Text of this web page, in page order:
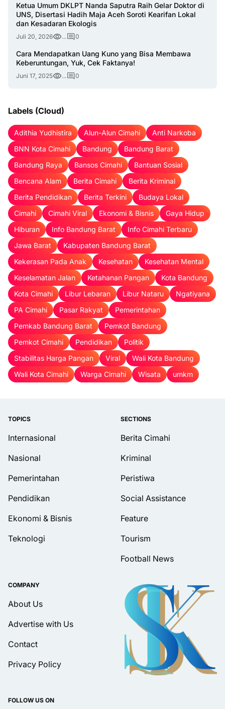
Ketua Umum DKLPT Nanda Saputra Raih Gelar Doktor di
UNS, Disertasi Hadih Maja Aceh Soroti Kearifan Lokal
dan Kesadaran Ekologis
Juli 20, 2026 ... 0
Cara Mendapatkan Uang Kuno yang Bisa Membawa
Keberuntungan, Yuk, Cek Faktanya!
Juni 17, 2025 ... 0
Labels (Cloud)
Adithia Yudhistira Alun-Alun Cimahi
Anti Narkoba
BNN Kota Cimahi
Bandung
Bandung Barat
Bandung Raya
Bansos Cimahi
Bantuan Sosial
Bencana Alam
Berita Cimahi
Berita Kriminal
Berita Pendidikan
Berita Terkini
Budaya Lokal
Cimahi
Cimahi Viral Ekonomi & Bisnis
Gaya Hidup
Hiburan
Info Bandung Barat
Info Cimahi Terbaru
Jawa Barat
Kabupaten Bandung Barat
Kekerasan Pada Anak
Kesehatan
Kesehatan Mental
Keselamatan Jalan
Ketahanan Pangan
Kota Bandung
Kota Cimahi
Libur Lebaran Libur Nataru
Ngatiyana
PA Cimahi
Pasar Rakyat
Pemerintahan
Pemkab Bandung Barat
Pemkot Bandung
Pemkot Cimahi
Pendidikan
Politik
Stabilitas Harga Pangan
Viral
Wali Kota Bandung
Wali Kota Cimahi
Warga Cimahi Wisata umkm
TOPICS
Internasional
Nasional
Pemerintahan
Pendidikan
Ekonomi & Bisnis
Teknologi
SECTIONS
Berita Cimahi
Kriminal
Peristiwa
Social Assistance
Feature
Tourism
Football News
COMPANY
About Us
Advertise with Us
Contact
Privacy Policy
FOLLOW US ON